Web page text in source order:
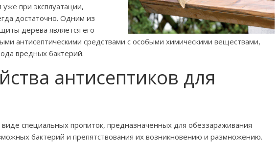
при эксплуатации,
достаточно. Одним из
дерева является его
антисептическими средствами с особыми химическими веществами,
вредных бактерий.
антисептиков для
виде специальных пропиток, предназначенных для обеззараживания
бактерий и препятствования их возникновению и размножению.